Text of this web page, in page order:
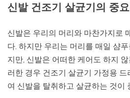
신발 건조기 살균기의 중
신발은 우리의 머리와 마찬가지로
다. 하지만 우리는 머리를 매일 샴
지만, 신발은 어떠한 케어도 하지
러한 경우 건조기 살균기 가정용
여 신발을 탈취하고 살균하는 것이